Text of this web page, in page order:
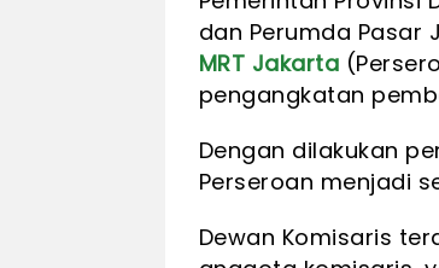
dan Perumda
MRT Jakarta
pengangkatan
Dengan dilakukan
Perseroan menjadi
Dewan Komisaris